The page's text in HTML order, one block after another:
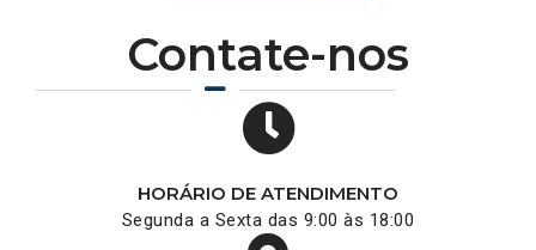
Contate-nos
HORÁRIO DE ATENDIMENTO
Segunda a Sexta das 9:00 às 18:00